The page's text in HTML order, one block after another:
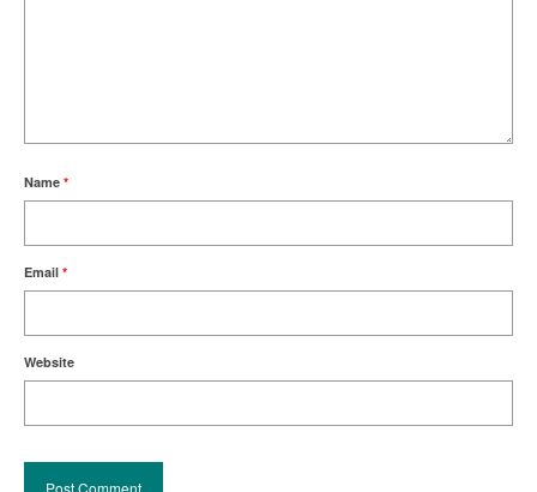
Name *
Email *
Website